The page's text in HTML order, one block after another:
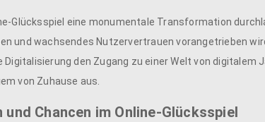
Glücksspiel eine monumentale Transformation
und wachsendes Nutzervertrauen vorangetrieben
den Zugang zu einer Welt von digitalem
von Zuhause aus.
Chancen im Online-Glücksspiel